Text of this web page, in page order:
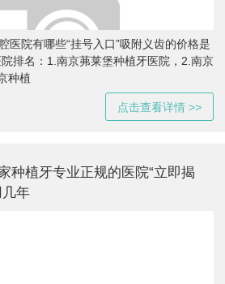
医院有哪些“挂号入口”吸附义齿的价格是
排名：1.南京茀莱堡种植牙医院，2.南京
种植
点击查看详情 >>
种植牙专业正规的医院“立即揭
年